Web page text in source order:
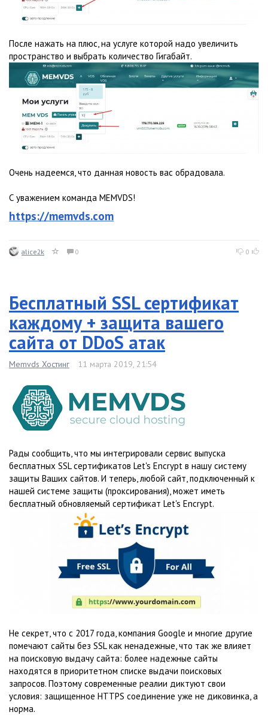
После нажать на плюс, на услуге которой надо увеличить
пространство и выбрать количество Гигабайт.
Очень надеемся, что данная новость вас обрадовала.
С уважением команда MEMVDS!
https://memvds.com
alice2k 0 0
Бесплатный SSL сертификат
каждому + защита вашего
сайта от DDoS атак
Memvds Хостинг 11 марта 2019, 21:54
Рады сообщить, что мы интегрировали сервис выпуска
бесплатных SSL сертификатов Let's Encrypt в нашу систему
защиты Ваших сайтов. И теперь, любой сайт, подключенный к
нашей системе защиты (проксирования), может иметь
бесплатный обновляемый сертификат Let's Encrypt.
Не секрет, что с 2017 года, компания Google и многие другие
помечают сайты без SSL как ненадежные, что так же влияет
на поисковую выдачу сайта: более надежные сайты
находятся в приоритетном списке выдачи поисковых
запросов. Поэтому современные реалии диктуют свои
условия: защищенное HTTPS соединение уже не диковинка, а
норма.